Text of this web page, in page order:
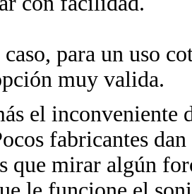
para un uso
muy valida.
el inconveniente
fabricantes
que mirar algún